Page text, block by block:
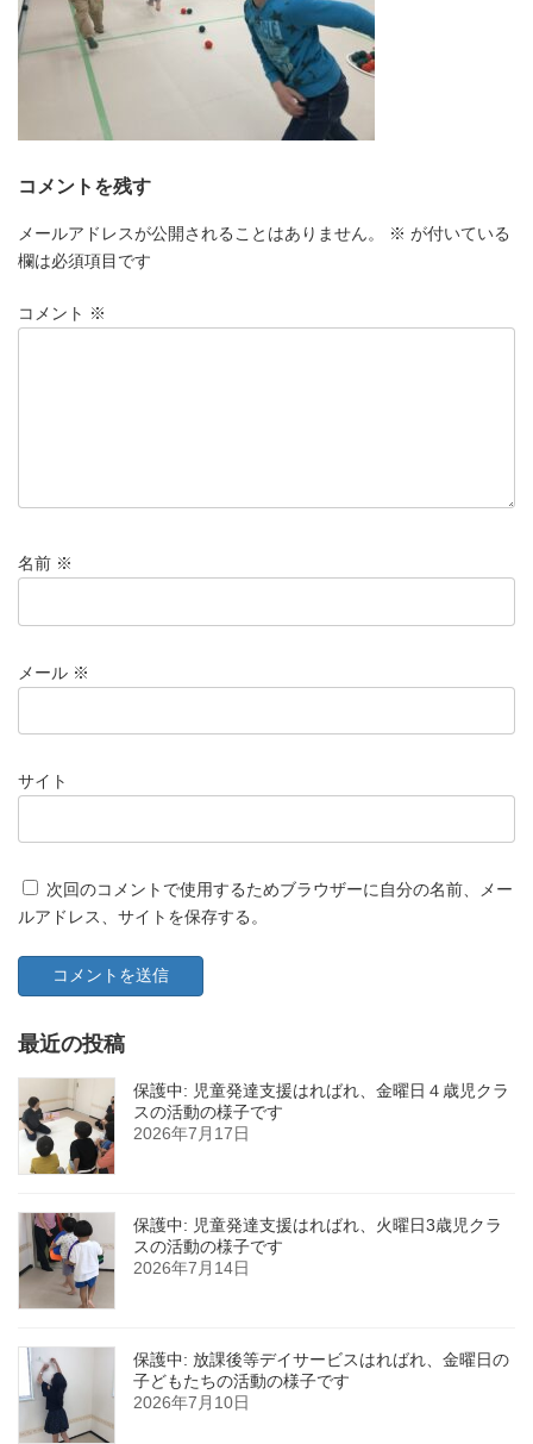
コメントを残す
メールアドレスが公開されることはありません。 ※ が付いている
欄は必須項目です
コメント ※
名前 ※
メール ※
サイト
次回のコメントで使用するためブラウザーに自分の名前、メー
ルアドレス、サイトを保存する。
最近の投稿
保護中: 児童発達支援はればれ、金曜日４歳児クラ
スの活動の様子です
2026年7月17日
保護中: 児童発達支援はればれ、火曜日3歳児クラ
スの活動の様子です
2026年7月14日
保護中: 放課後等デイサービスはればれ、金曜日の
子どもたちの活動の様子です
2026年7月10日